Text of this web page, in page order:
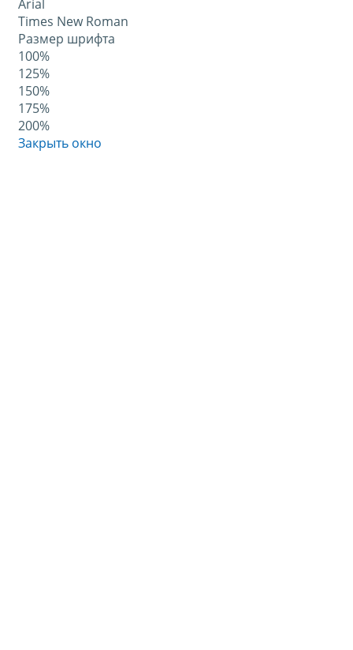
Arial
Times New Roman
Размер шрифта
100%
125%
150%
175%
200%
Закрыть окно